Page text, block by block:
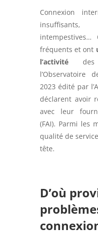
Connexion
intempestives…
fréquents et ont
l’activitédes
l’Observatoire
2023 édité par
déclarent avoir
avec leur
(FAI). Parmi les
qualité de
tête.
D’où